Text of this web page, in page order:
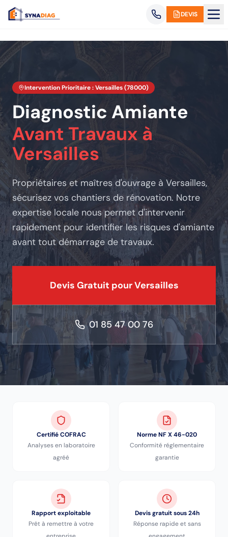
DEVIS
Intervention Prioritaire :Versailles(78000)
Diagnostic Amiante
Avant Travaux à
Versailles
Propriétaires et maîtres d'ouvrage à Versailles,
sécurisez vos chantiers de rénovation. Notre
expertise locale nous permet d'intervenir
rapidement pour identifier les risques d'amiante
avant tout démarrage de travaux.
Devis Gratuit pourVersailles
01 85 47 00 76
Certifié COFRAC
Analyses en laboratoire
agréé
Norme NF X 46-020
Conformité réglementaire
garantie
Rapport exploitable
Prêt à remettre à votre
Devis gratuit sous 24h
Réponse rapide et sans
Panneau de gestion des cookies